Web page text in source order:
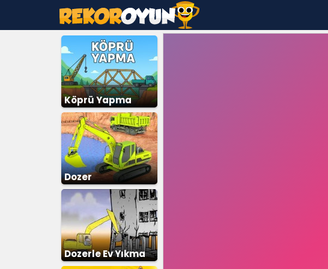
Köprü Yapma
Dozer
Dozerle Ev Yıkma